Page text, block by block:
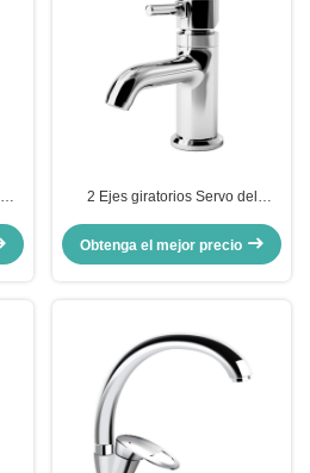
2 Ejes giratorios Servo del
Control del ventilador oscilante
RS422
Obtenga el mejor precio